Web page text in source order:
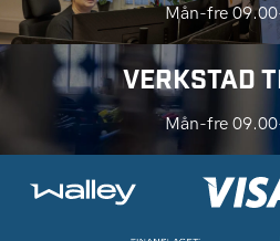
Mån-fre
VERKSTAD
Mån-fre